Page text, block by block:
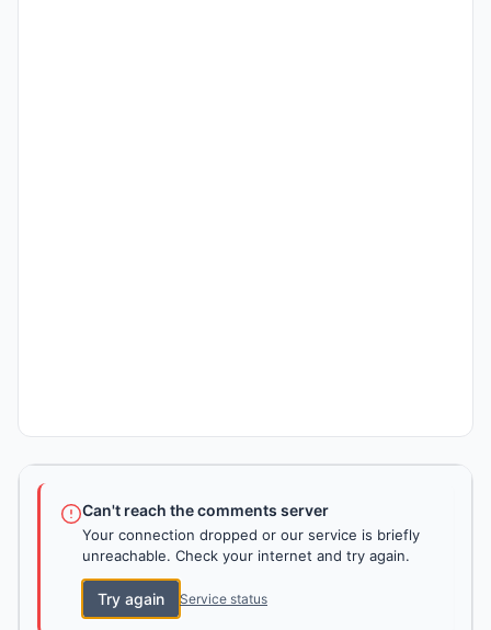
Can't reach the comments server
Your connection dropped or our service is briefly
unreachable. Check your internet and try again.
Try again Service status